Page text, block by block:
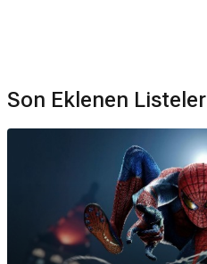
Son Eklenen Listeler